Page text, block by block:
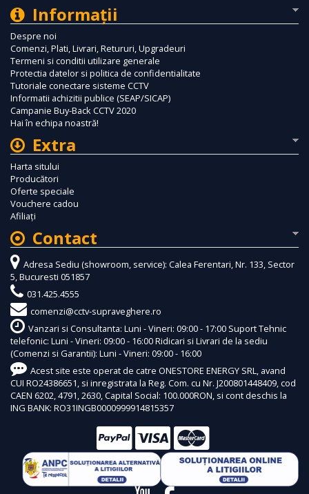
Informaţii
Despre noi
Comenzi, Plati, Livrari, Retururi, Upgradeuri
Termeni si conditii utilizare generale
Protectia datelor si politica de confidentialitate
Tutoriale conectare sisteme CCTV
Informatii achizitii publice (SEAP/SICAP)
Campanie Buy-Back CCTV 2020
Hai în echipa noastră!
Extra
Harta sitului
Producători
Oferte speciale
Vouchere cadou
Afiliaţi
Contact
Adresa Sediu (showroom, service): Calea Ferentari, Nr. 133, Sector
5, Bucuresti 051857
031.425.4555
comenzi@cctv-supraveghere.ro
Vanzari si Consultanta: Luni - Vineri: 09:00 - 17:00 Suport Tehnic
telefonic: Luni - Vineri: 09:00 - 16:00 Ridicari si Livrari de la sediu
(Comenzi si Garantii): Luni - Vineri: 09:00 - 16:00
Acest site este operat de catre ONESTORE ENERGY SRL, avand
CUI RO24386651, si inregistrata la Reg. Com. cu Nr. J200801448409, cod
CAEN 6202, 4791, 2630, Capital Social: 100.000RON, si cont deschis la
ING BANK: RO31INGB0000999914815357